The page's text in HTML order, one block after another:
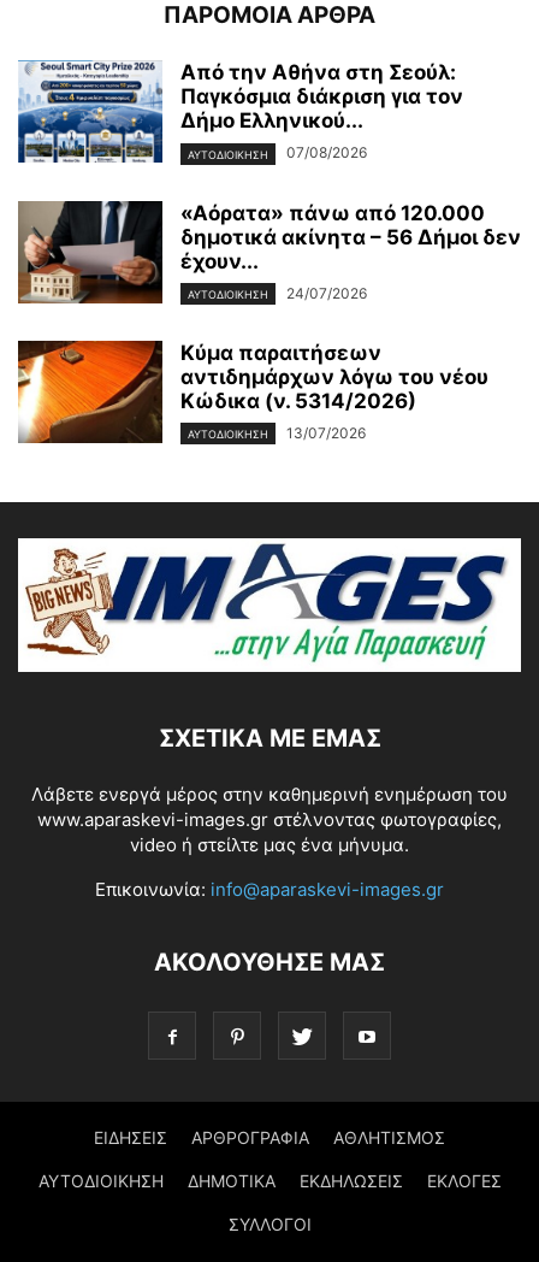
ΠΑΡΟΜΟΙΑ ΑΡΘΡΑ
Από την Αθήνα στη Σεούλ:
Παγκόσμια διάκριση για τον
Δήμο Ελληνικού...
ΑΥΤΟΔΙΟΙΚΗΣΗ 07/08/2026
«Αόρατα» πάνω από 120.000
δημοτικά ακίνητα – 56 Δήμοι δεν
έχουν...
ΑΥΤΟΔΙΟΙΚΗΣΗ 24/07/2026
Κύμα παραιτήσεων
αντιδημάρχων λόγω του νέου
Κώδικα (ν. 5314/2026)
ΑΥΤΟΔΙΟΙΚΗΣΗ 13/07/2026
ΣΧΕΤΙΚΆ ΜΕ ΕΜΆΣ
Λάβετε ενεργά μέρος στην καθημερινή ενημέρωση του
www.aparaskevi-images.gr στέλνοντας φωτογραφίες,
video ή στείλτε μας ένα μήνυμα.
Επικοινωνία: info@aparaskevi-images.gr
ΑΚΟΛΟΥΘΗΣΕ ΜΑΣ
ΕΙΔΗΣΕΙΣ ΑΡΘΡΟΓΡΑΦΙΑ ΑΘΛΗΤΙΣΜΟΣ
ΑΥΤΟΔΙΟΙΚΗΣΗ ΔΗΜΟΤΙΚΑ ΕΚΔΗΛΩΣΕΙΣ ΕΚΛΟΓΕΣ
ΣΥΛΛΟΓΟΙ